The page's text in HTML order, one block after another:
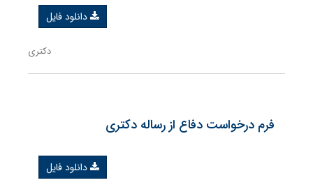
دانلود فایل
دکتری
فرم درخواست دفاع از رساله دکتری
دانلود فایل